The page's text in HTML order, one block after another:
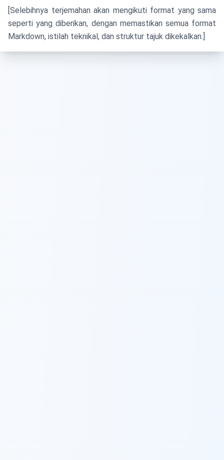
[Selebihnya terjemahan akan mengikuti format yang sama
seperti yang diberikan, dengan memastikan semua format
Markdown, istilah teknikal, dan struktur tajuk dikekalkan.]